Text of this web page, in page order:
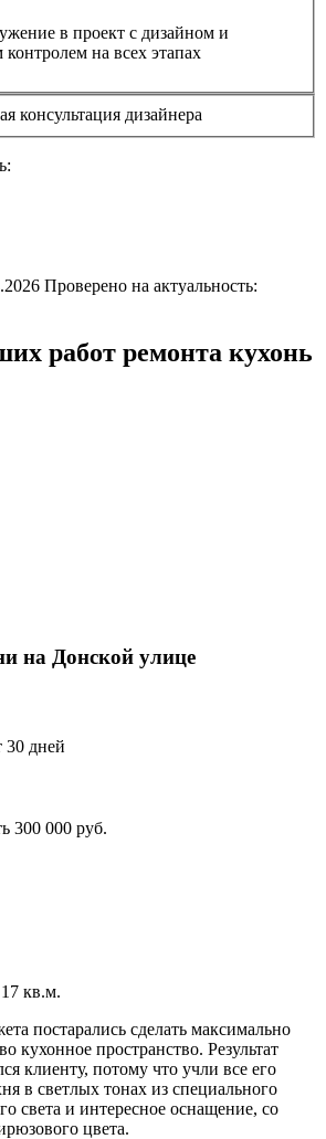
в проект с дизайном и
на всех этапах
консультация дизайнера
Проверено на актуальность:
работ ремонта кухонь
на Донской улице
30 дней
300 000 руб.
17 кв.м.
постарались сделать максимально
кухонное пространство. Результат
клиенту, потому что учли все его
в светлых тонах из специального
света и интересное оснащение, со
цвета.